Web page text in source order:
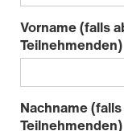
Vorname (falls
Teilnehmenden)
Nachname
Teilnehmenden)